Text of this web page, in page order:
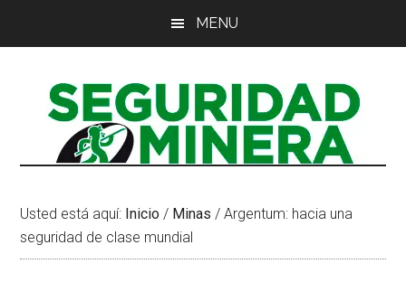
principal
MENU
Usted está aquí: Inicio / Minas / Argentum: hacia una
seguridad de clase mundial